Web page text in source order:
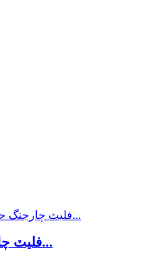
EVH007 فليٽ چارجنگ حل...